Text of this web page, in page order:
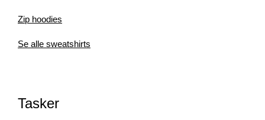
Zip hoodies
Se alle sweatshirts
Tasker